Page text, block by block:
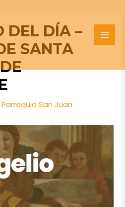
DEL DÍA –
SANTA
Parroquia San Juan